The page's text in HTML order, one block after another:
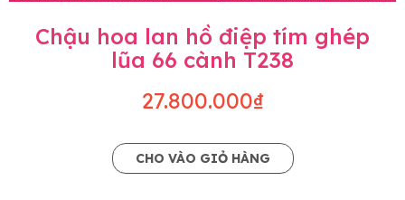
Chậu hoa lan hồ điệp tím ghép
lũa 66 cành T238
27.800.000₫
CHO VÀO GIỎ HÀNG